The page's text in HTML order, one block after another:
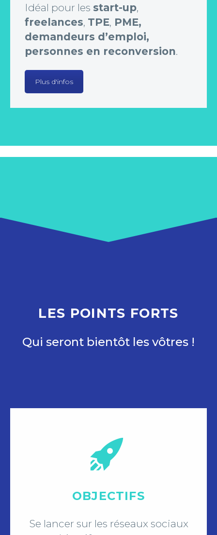
Idéal pour les start-up,
freelances, TPE, PME,
demandeurs d’emploi,
personnes en reconversion.
Plus d'infos
LES POINTS FORTS
Qui seront bientôt les vôtres !


OBJECTIFS
Se lancer sur les réseaux sociaux